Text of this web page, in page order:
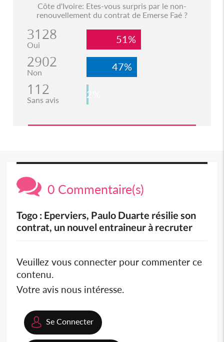
Côte d'Ivoire: Etes-vous surpris par le non-
renouvellement du contrat de Emerse Faé ?
3128
Oui 51%
2902
Non 47%
112
Sans avis 2%
0 Commentaire(s)
Togo : Eperviers, Paulo Duarte résilie son
contrat, un nouvel entraineur à recruter
Veuillez vous connecter pour commenter ce
contenu.
Votre avis nous intéresse.
Se Connecter